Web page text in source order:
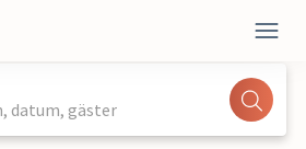
datum, gäster